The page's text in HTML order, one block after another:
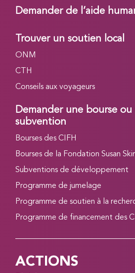
Demander de l’aide
Trouver un soutien local
ONM
CTH
Conseils aux voyageurs
Demander une bourse ou
subvention
Bourses des CIFH
Bourses de la Fondation Susan
Subventions de développement
Programme de jumelage
Programme de soutien à la
Programme de financement des
ACTIONS